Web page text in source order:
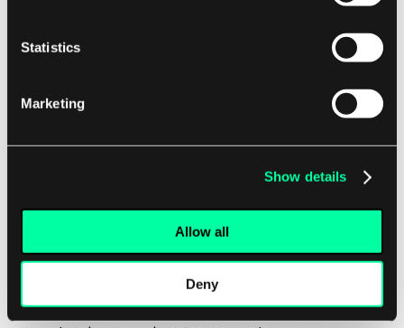
Statistics
Marketing
Show details
Allow all
Deny
können, wodurch unnötige Ausgaben verringert
Elasticität eine entscheidende Rolle sowohl in der
Volkswirtschaftslehre als auch in der
Softwareentwicklung spielt.
Das Verständnis und die Nutzung von Elasticität
können Organisationen helfen, informierte